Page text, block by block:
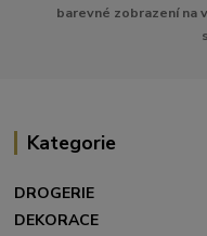
barevné zobrazení na
Kategorie
DROGERIE
DEKORACE